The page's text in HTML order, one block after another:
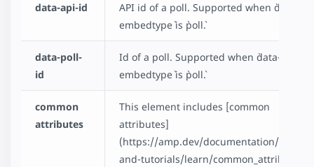
data-api-id
API id of a poll. Supported when `data-
embedtype` is `poll`.
data-poll-
id
Id of a poll. Supported when `data-
embedtype` is `poll`.
common
attributes
This element includes [common
attributes]
(https://amp.dev/documentation/guides-
and-tutorials/learn/common_attributes)